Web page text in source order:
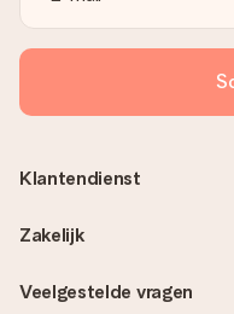
Veelgestelde vragen
Klantendienst
Zakelijk